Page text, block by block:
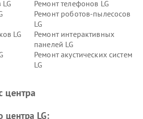
Ремонт телефонов LG
Ремонт роботов-пылесосов
LG
LG
Ремонт интерактивных
панелей LG
Ремонт акустических систем
LG
камер
Ремонт вертикальных
центра
центра LG: